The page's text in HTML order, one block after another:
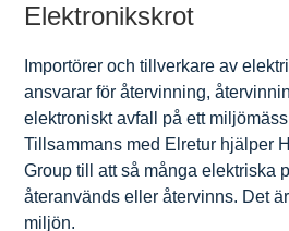
Elektronikskrot
Importörer och tillverkare av
ansvarar för återvinning,
elektroniskt avfall på ett
Tillsammans med Elretur hjälper
Group till att så många elektriska
återanvänds eller återvinns. Det
miljön.